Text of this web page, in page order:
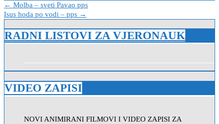
Navigacija
objava
← Molba – sveti Pavao pps
Isus hoda po vodi – pps →
RADNI LISTOVI ZA VJERONAUK
VIDEO ZAPISI
NOVI ANIMIRANI FILMOVI I VIDEO ZAPISI ZA